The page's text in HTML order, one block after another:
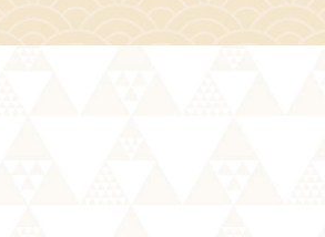
稿し続け日本を拠点に地球のアーティ
巻き起こし、YouTube に UP された MV
デビュー。